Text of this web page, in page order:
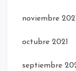
noviembre 2021
octubre 2021
septiembre